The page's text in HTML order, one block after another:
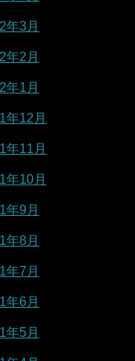
年3月
年2月
年1月
年12月
年11月
年10月
年9月
年8月
年7月
年6月
年5月